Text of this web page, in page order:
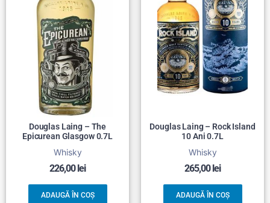
Douglas Laing – The
Epicurean Glasgow 0.7L
Whisky
226,00lei
ADAUGĂ ÎN COȘ
Douglas Laing – Rock Island
10 Ani 0.7L
Whisky
265,00lei
ADAUGĂ ÎN COȘ